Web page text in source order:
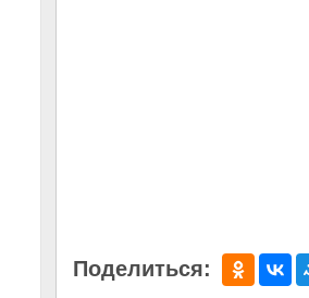
Поделиться: